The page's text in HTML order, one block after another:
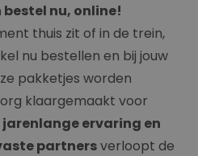
nu, online!
thuis zit of in de trein,
nu bestellen en bij jouw
pakketjes worden
klaargemaakt voor
jarenlange ervaring en
partnersverloopt de